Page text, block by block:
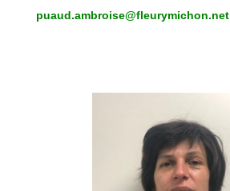
puaud.ambroise@fleurymichon.net